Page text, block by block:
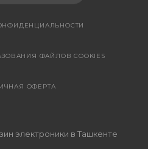
ФАЙЛОВ COOKIES
ОФЕРТА
электроники в Ташкенте